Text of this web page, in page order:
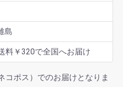
島
料￥320で全国へお届け
コポス）でのお届けとなりま